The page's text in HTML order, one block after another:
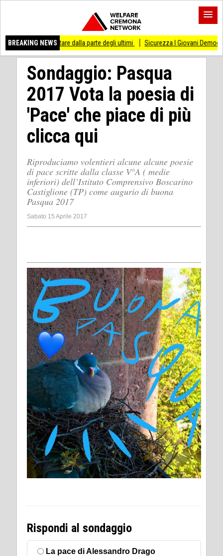
BREAKING NEWS
stare dalla parte degli ultimi Sicurezza I Giovani Democratici ribattono ai
Sondaggio: Pasqua
2017 Vota la poesia di
'Pace' che piace di più
clicca qui
Riproduciamo volentieri alcune alcune poesie
di pace scritte dalla classe V°A ( medie
inferiori) dell’Istituto Comprensivo Boscarino
Castiglione (TP) come augurio di buona
Pasqua 2017
Sabato 15 Aprile 2017
Rispondi al sondaggio
La pace di Alessandro Drago